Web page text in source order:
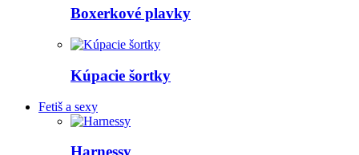
Boxerkové plavky
Kúpacie šortky
Fetiš a sexy
Harnessy